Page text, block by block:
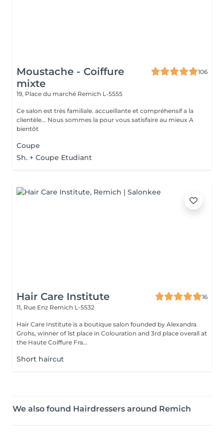
Moustache - Coiffure
mixte
106
19, Place du marché Remich L-5555
Ce salon est très familiale. accueillante et compréhensif a la
clientèle... Nous sommes la pour vous satisfaire au mieux A
bientôt
Coupe
Sh. + Coupe Etudiant
Hair Care Institute
16
11, Rue Enz Remich L-5532
Hair Care Institute is a boutique salon founded by Alexandra
Grohs, winner of 1st place in Colouration and 3rd place overall at
the Haute Coiffure Fra...
Short haircut
We also found Hairdressers around Remich